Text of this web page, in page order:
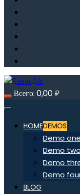
Всего: 0,00₽
HOMEDEMOS
Demo one
Demo two
Demo
Demo
BLOG